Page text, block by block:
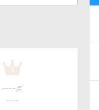
3
---- 点
----